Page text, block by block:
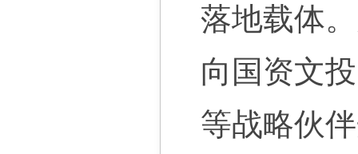
落地载体
向国资文
等战略伙